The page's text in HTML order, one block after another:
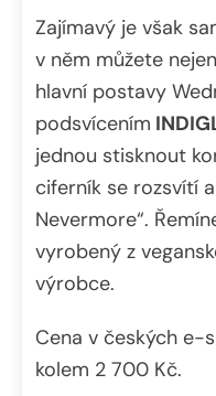
Zajímavý je však
v něm můžete
hlavní postavy
podsvícením
jednou stisknout
ciferník se rozsvítí
Nevermore“.
vyrobený z
výrobce.
Cena v českých e-
kolem 2 700 Kč.